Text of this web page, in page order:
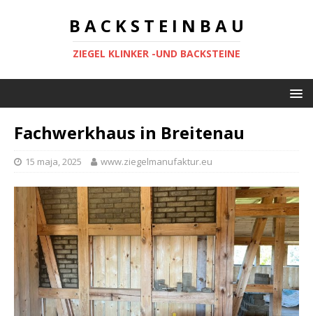
B A C K S T E I N B A U
ZIEGEL KLINKER -UND BACKSTEINE
Fachwerkhaus in Breitenau
15 maja, 2025 www.ziegelmanufaktur.eu